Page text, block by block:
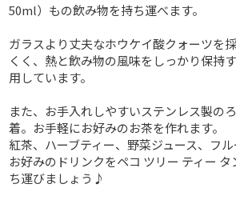
50ml）もの飲み物を持ち運べます。
ガラスより丈夫なホウケイ酸クォーツを
くく、熱と飲み物の風味をしっかり保持
用しています。
また、お手入れしやすいステンレス製の
着。お手軽にお好みのお茶を作れます。
紅茶、ハーブティー、野菜ジュース、フル
お好みのドリンクをペコ ツリー ティー
ち運びましょう♪